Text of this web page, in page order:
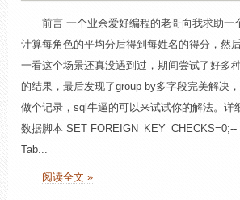
前言 一个业余爱好编程的老哥向我求助一
计算每角色的平均分后得到每姓名的得分，然
一看这个场景还真没遇到过，期间尝试了好多
的结果，最后发现了group by多字段完美解决
做个记录，sql牛逼的可以来试试你的解法。详
数据脚本 SET FOREIGN_KEY_CHECKS=0;--
Tab...
阅读全文 »